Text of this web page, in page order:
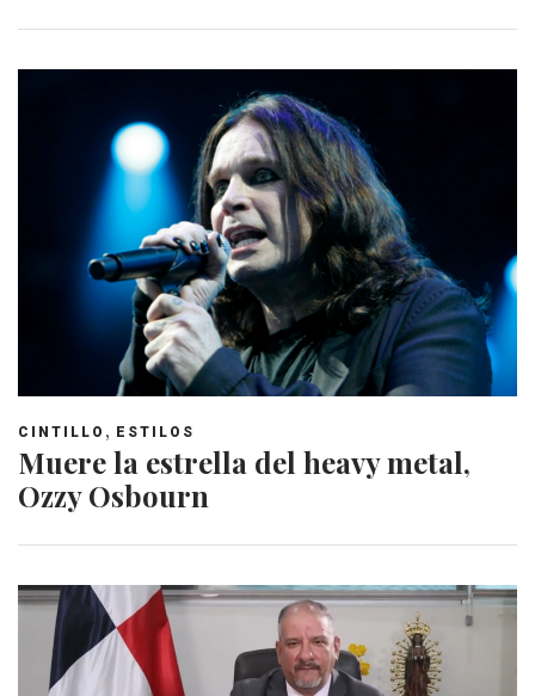
CINTILLO , ESTILOS
Muere la estrella del heavy metal,
Ozzy Osbourn